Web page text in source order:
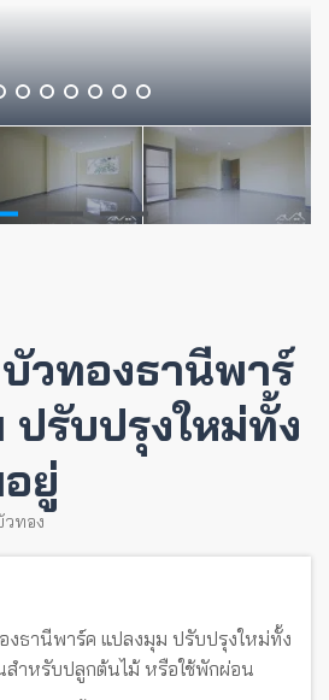
วทองธานีพาร์
ปรับปรุงใหม่ทั้ง
ยู่
ทอง
ธานีพาร์ค แปลงมุม ปรับปรุงใหม่ทั้ง
ำหรับปลูกต้นไม้ หรือใช้พักผ่อน